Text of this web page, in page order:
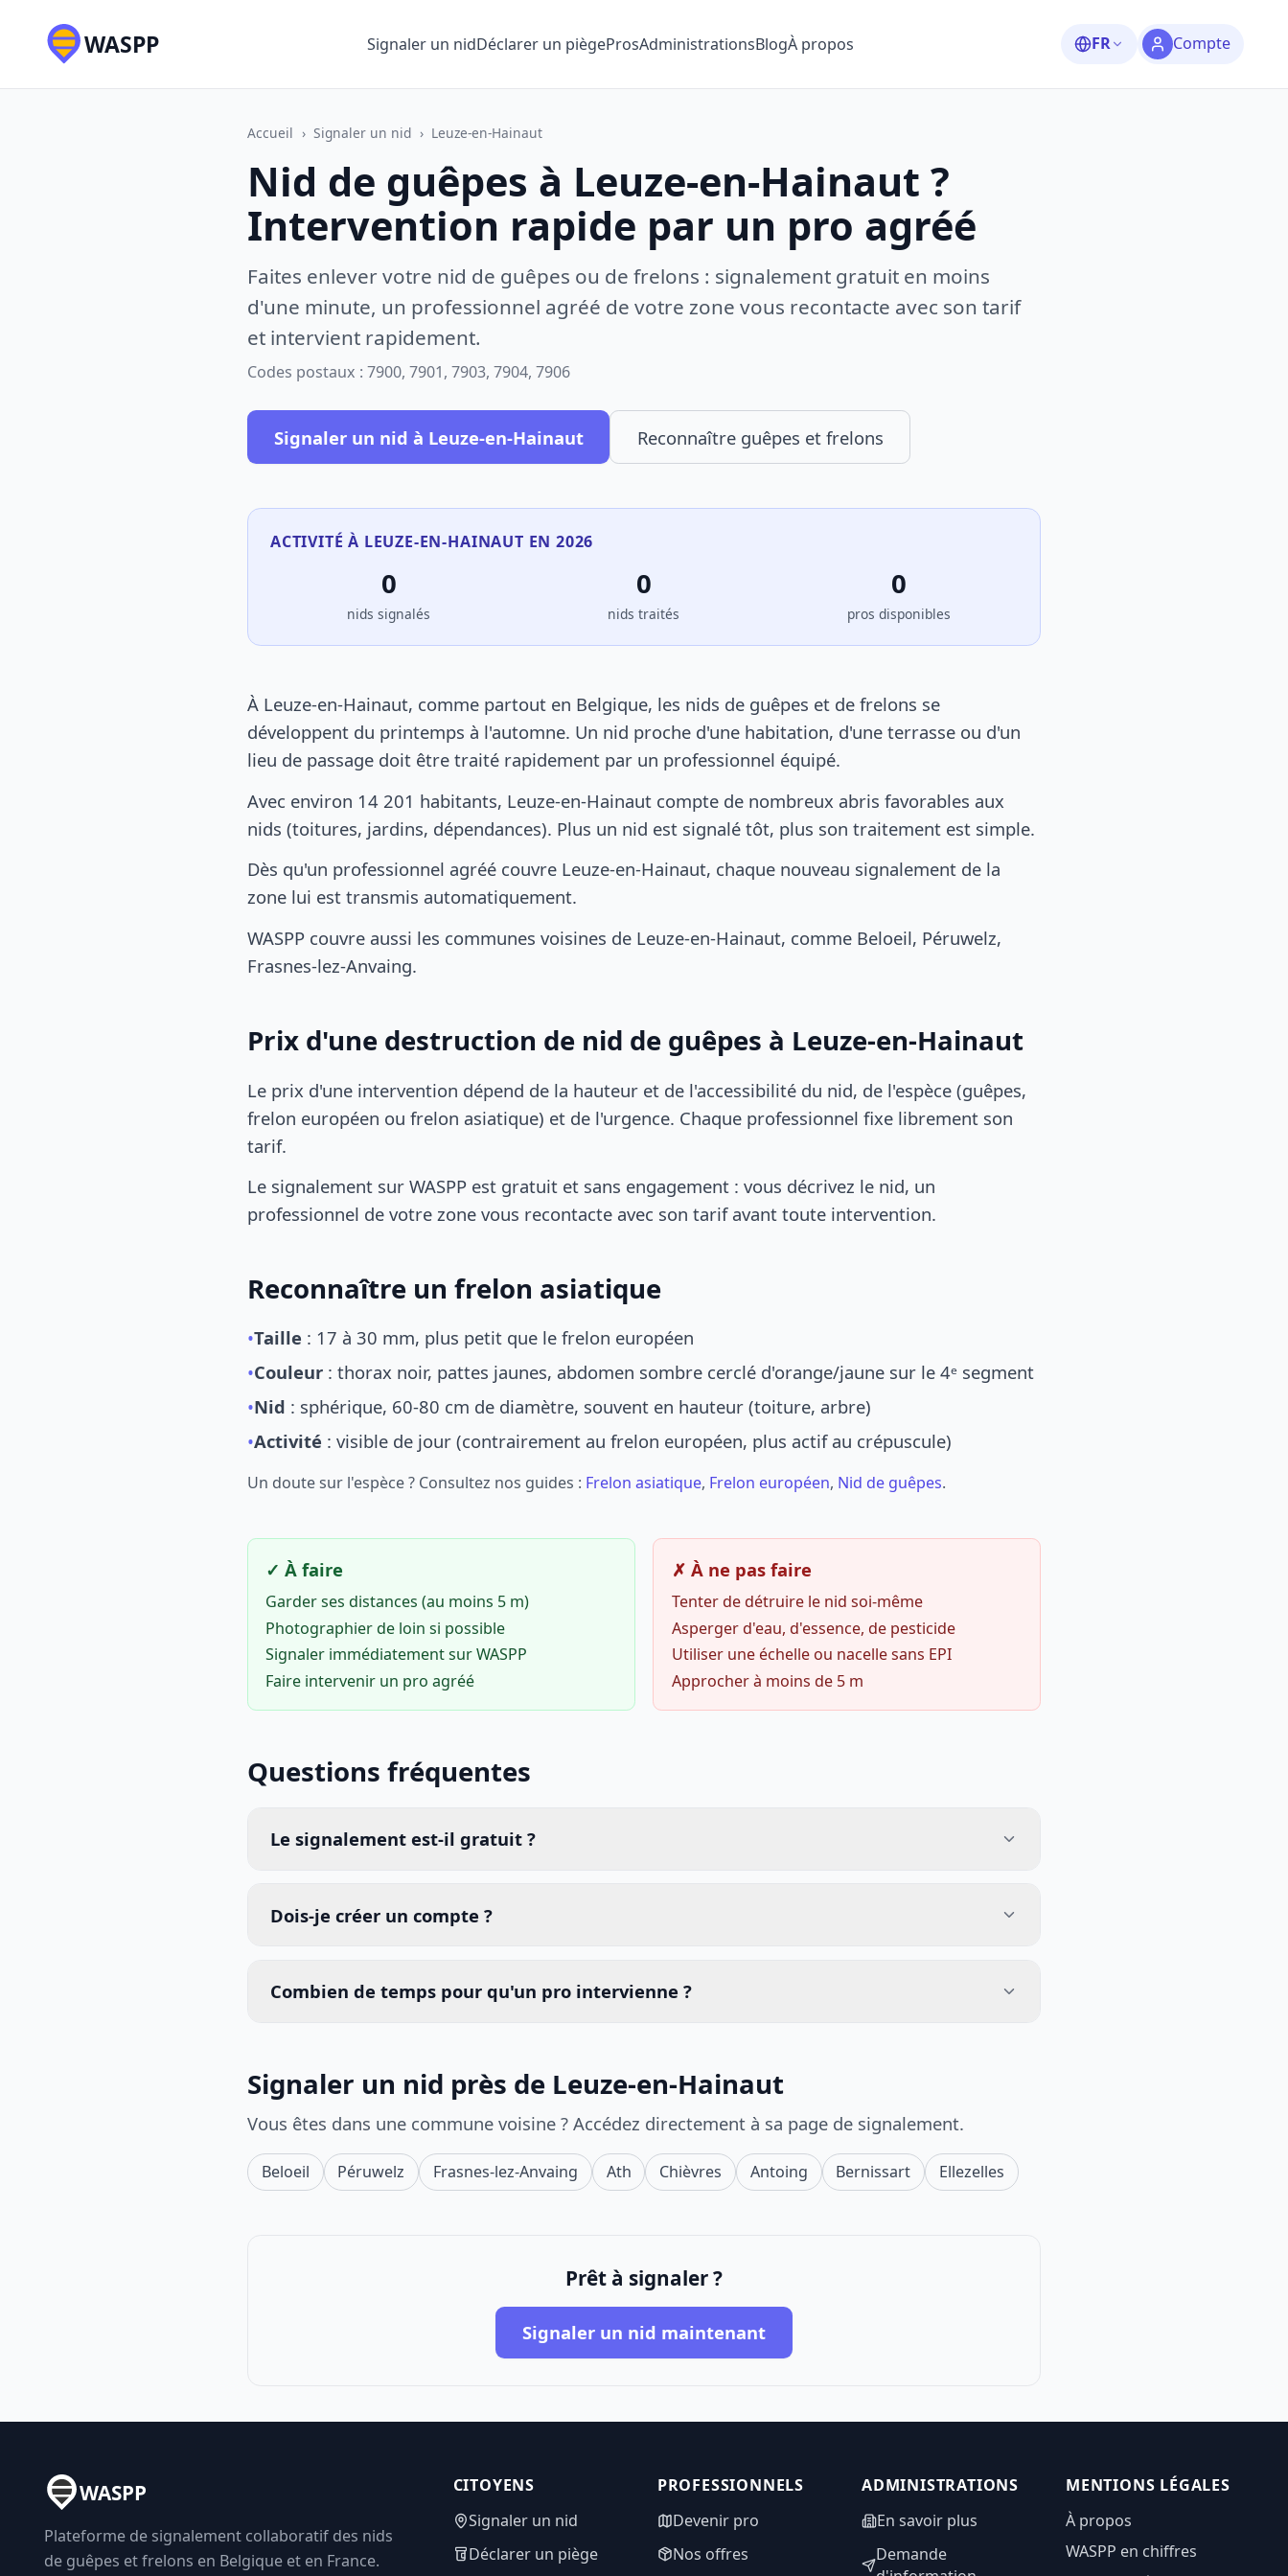
WASPP Signaler un nidDéclarer un piègeProsAdministrationsBlogÀ propos FR Compte
Accueil › Signaler un nid › Leuze-en-Hainaut
Nid de guêpes à Leuze-en-Hainaut ?
Intervention rapide par un pro agréé
Faites enlever votre nid de guêpes ou de frelons : signalement gratuit en moins
d'une minute, un professionnel agréé de votre zone vous recontacte avec son tarif
et intervient rapidement.
Codes postaux : 7900, 7901, 7903, 7904, 7906
Signaler un nid à Leuze-en-Hainaut Reconnaître guêpes et frelons
ACTIVITÉ À LEUZE-EN-HAINAUT EN 2026
0
nids signalés
0
nids traités
0
pros disponibles
À Leuze-en-Hainaut, comme partout en Belgique, les nids de guêpes et de frelons se
développent du printemps à l'automne. Un nid proche d'une habitation, d'une terrasse ou d'un
lieu de passage doit être traité rapidement par un professionnel équipé.
Avec environ 14 201 habitants, Leuze-en-Hainaut compte de nombreux abris favorables aux
nids (toitures, jardins, dépendances). Plus un nid est signalé tôt, plus son traitement est simple.
Dès qu'un professionnel agréé couvre Leuze-en-Hainaut, chaque nouveau signalement de la
zone lui est transmis automatiquement.
WASPP couvre aussi les communes voisines de Leuze-en-Hainaut, comme Beloeil, Péruwelz,
Frasnes-lez-Anvaing.
Prix d'une destruction de nid de guêpes à Leuze-en-Hainaut
Le prix d'une intervention dépend de la hauteur et de l'accessibilité du nid, de l'espèce (guêpes,
frelon européen ou frelon asiatique) et de l'urgence. Chaque professionnel fixe librement son
tarif.
Le signalement sur WASPP est gratuit et sans engagement : vous décrivez le nid, un
professionnel de votre zone vous recontacte avec son tarif avant toute intervention.
Reconnaître un frelon asiatique
•Taille : 17 à 30 mm, plus petit que le frelon européen
•Couleur : thorax noir, pattes jaunes, abdomen sombre cerclé d'orange/jaune sur le 4ᵉ segment
•Nid : sphérique, 60-80 cm de diamètre, souvent en hauteur (toiture, arbre)
•Activité : visible de jour (contrairement au frelon européen, plus actif au crépuscule)
Un doute sur l'espèce ? Consultez nos guides : Frelon asiatique, Frelon européen, Nid de guêpes.
✓ À faire
Garder ses distances (au moins 5 m)
Photographier de loin si possible
Signaler immédiatement sur WASPP
Faire intervenir un pro agréé
✗ À ne pas faire
Tenter de détruire le nid soi-même
Asperger d'eau, d'essence, de pesticide
Utiliser une échelle ou nacelle sans EPI
Approcher à moins de 5 m
Questions fréquentes
Le signalement est-il gratuit ?
Dois-je créer un compte ?
Combien de temps pour qu'un pro intervienne ?
Signaler un nid près de Leuze-en-Hainaut
Vous êtes dans une commune voisine ? Accédez directement à sa page de signalement.
Beloeil Péruwelz Frasnes-lez-Anvaing Ath Chièvres Antoing Bernissart Ellezelles
Prêt à signaler ?
Signaler un nid maintenant
WASPP
Plateforme de signalement collaboratif des nids
de guêpes et frelons en Belgique et en France.
CITOYENS
Signaler un nid
Déclarer un piège
PROFESSIONNELS
Devenir pro
Nos offres
ADMINISTRATIONS
En savoir plus
Demande
MENTIONS LÉGALES
À propos
WASPP en chiffres